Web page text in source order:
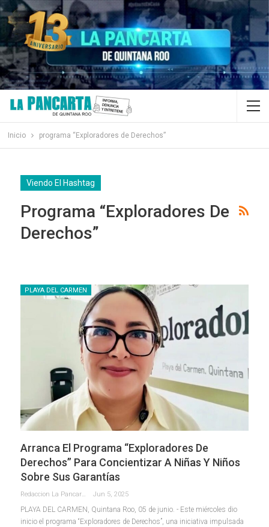
Inicio programa “Exploradores de Derechos”
Viendo El Hashtag
Programa “Exploradores De
Derechos”
PLAYA DEL CARMEN
Arranca El Programa “Exploradores De
Derechos” Para Concientizar A Niñas Y Niños
Sobre Sus Garantías
Redaccion La Pancarta De Quintana Roo Jun 5, 2025
PLAYA DEL CARMEN, Quintana Roo, 05 de junio. - Este miércoles dio
inicio el programa “Exploradores de Derechos”, una iniciativa impulsada